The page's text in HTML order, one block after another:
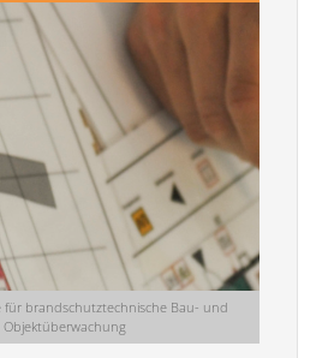
für brandschutztechnische Bau- und
Objektüberwachung